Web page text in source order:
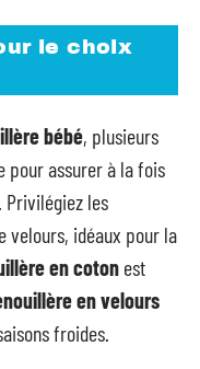
le choix
bébé, plusieurs
pour assurer à la fois
les
velours, idéaux pour la
en coton est
en velours
froides.